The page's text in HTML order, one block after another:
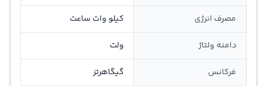
مصرف انرژی کیلو وات ساعت
دامنه ولتاژ ولت
فرکانس گیگاهرتز